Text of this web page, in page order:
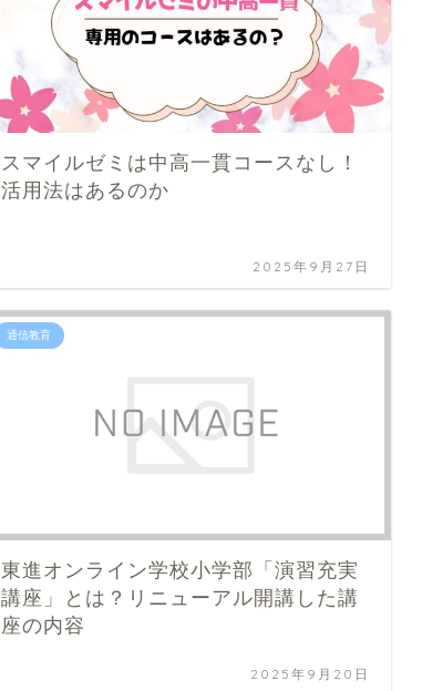
スマイルゼミは中高一貫コースなし！
活用法はあるのか
2025年9月27日
通信教育
東進オンライン学校小学部「演習充実
講座」とは？リニューアル開講した講
座の内容
2025年9月20日